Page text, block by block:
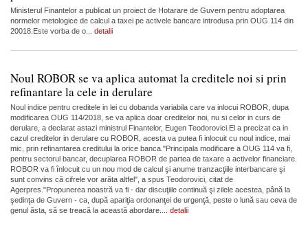
Ministerul Finantelor a publicat un proiect de Hotarare de Guvern pentru adoptarea
normelor metologice de calcul a taxei pe activele bancare introdusa prin OUG 114 din
20018.Este vorba de o... detalii
Noul ROBOR se va aplica automat la creditele noi si prin
refinantare la cele in derulare
Noul indice pentru creditele in lei cu dobanda variabila care va inlocui ROBOR, dupa
modificarea OUG 114/2018, se va aplica doar creditelor noi, nu si celor in curs de
derulare, a declarat astazi ministrul Finantelor, Eugen Teodorovici.El a precizat ca in
cazul creditelor in derulare cu ROBOR, acesta va putea fi inlocuit cu noul indice, mai
mic, prin refinantarea creditului la orice banca."Principala modificare a OUG 114 va fi,
pentru sectorul bancar, decuplarea ROBOR de partea de taxare a activelor financiare.
ROBOR va fi înlocuit cu un nou mod de calcul şi anume tranzacţiile interbancare şi
sunt convins că cifrele vor arăta altfel", a spus Teodorovici, citat de
Agerpres."Propunerea noastră va fi - dar discuţiile continuă şi zilele acestea, până la
şedinţa de Guvern - ca, după apariţia ordonanţei de urgenţă, peste o lună sau ceva de
genul ăsta, să se treacă la această abordare.... detalii